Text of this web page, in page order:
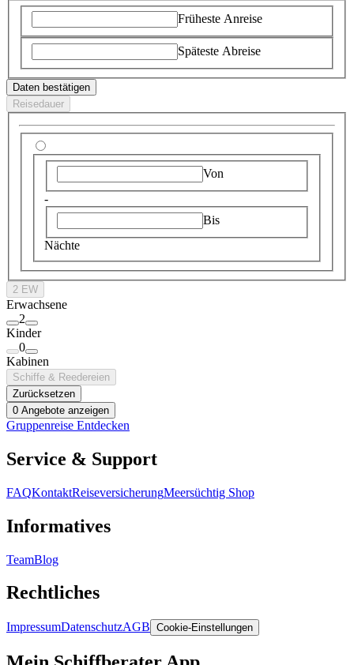
Früheste Anreise
Späteste Abreise
Daten bestätigen
Reisedauer
Von
-
Bis
Nächte
2 EW
Erwachsene
2
Kinder
0
Kabinen
Schiffe & Reedereien
Zurücksetzen
0 Angebote anzeigen
Gruppenreise Entdecken
Service & Support
FAQKontaktReiseversicherungMeersüchtig Shop
Informatives
TeamBlog
Rechtliches
ImpressumDatenschutzAGB Cookie-Einstellungen